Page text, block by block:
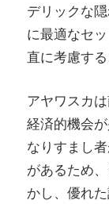
デリックな
に最適なセ
直に考慮す
アヤワスカ
経済的機会
なりすまし
があるため
かし、優れ